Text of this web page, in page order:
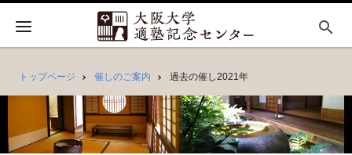
search
トップページ 催しのご案内 過去の催し2021年